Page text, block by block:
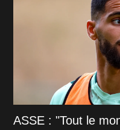
ASSE : "Tout le